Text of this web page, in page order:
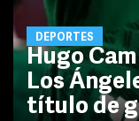
DEPORTES
Hugo
Los
título de